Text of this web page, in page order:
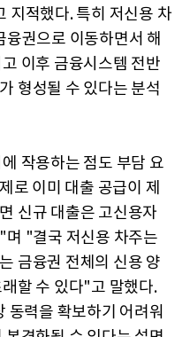
지적했다. 특히 저신용 차
권으로 이동하면서 해
이후 금융시스템 전반
형성될 수 있다는 분석
작용하는 점도 부담 요
로 이미 대출 공급이 제
신규 대출은 고신용자
며 "결국 저신용 차주는
금융권 전체의 신용 양
할 수 있다"고 말했다.
동력을 확보하기 어려워